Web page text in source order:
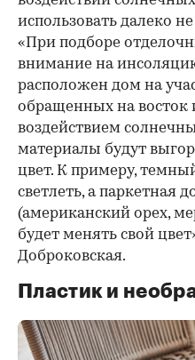
использовать далеко
«При подборе
внимание на
расположен дом на
обращенных на
воздействием
материалы будут
цвет. К примеру,
светлеть, а паркетная
(американский орех,
будет менять свой
Доброковская.
Пластик и